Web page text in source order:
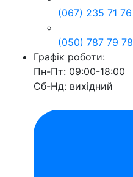
(067) 235 71 76
(050) 787 79 78
Графік роботи:
Пн-Пт: 09:00-18:00
Сб-Нд: вихідний